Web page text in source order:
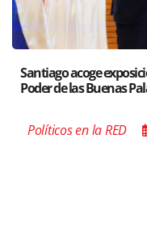
Santiago acoge
Poder de las Buenas
Políticos en la RED